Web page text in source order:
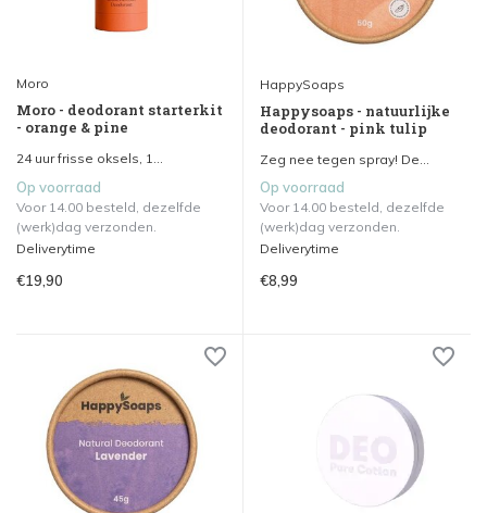
Moro
Moro - deodorant starterkit
- orange & pine
24 uur frisse oksels, 1...
Op voorraad
Voor 14.00 besteld, dezelfde
(werk)dag verzonden.
Deliverytime
€19,90
HappySoaps
Happysoaps - natuurlijke
deodorant - pink tulip
Zeg nee tegen spray! De...
Op voorraad
Voor 14.00 besteld, dezelfde
(werk)dag verzonden.
Deliverytime
€8,99